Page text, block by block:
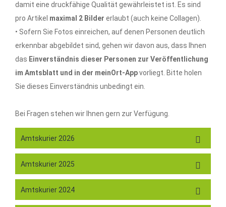
damit eine druckfähige Qualität gewährleistet ist. Es sind
pro Artikel maximal 2 Bilder erlaubt (auch keine Collagen).
• Sofern Sie Fotos einreichen, auf denen Personen deutlich
erkennbar abgebildet sind, gehen wir davon aus, dass Ihnen
das Einverständnis dieser Personen zur Veröffentlichung
im Amtsblatt und in der meinOrt-Appvorliegt. Bitte holen
Sie dieses Einverständnis unbedingt ein.
Bei Fragen stehen wir Ihnen gern zur Verfügung.
Amtskurier 2026
Amtskurier 2025
Amtskurier 2024